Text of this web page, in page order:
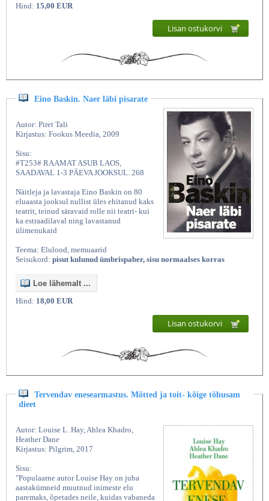
Hind: 15,00 EUR
Lisan ostukorvi
Eino Baskin. Naer läbi pisarate
Autor: Piret Tali
Kirjastus: Fookus Meedia, 2009
Sisu:
#T253# RAAMAT ASUB LAOS,
SAADAVAL 1-3 PÄEVA JOOKSUL. 268
Näitleja ja lavastaja Eino Baskin on 80
eluaasta jooksul nullist üles ehitanud kaks
teatrit, teinud säravaid rolle nii teatri- kui
ka estraadilaval ning lavastanud
ülimenukaid
Teema: Elulood, memuaarid
Seisukord: pisut kulunud ümbrispaber, sisu normaalses korras
Loe lähemalt ...
Hind: 18,00 EUR
Lisan ostukorvi
Tervendav enesearmastus. Mõtted ja toit- kõige tõhusam
dieet
Autor: Louise L. Hay, Ahlea Khadro,
Heather Dane
Kirjastus: Pilgrim, 2017
Sisu:
"Populaarne autor Louise Hay on juba
aastakümneid muutnud inimeste elu
paremaks, õpetades neile, kuidas vabaneda